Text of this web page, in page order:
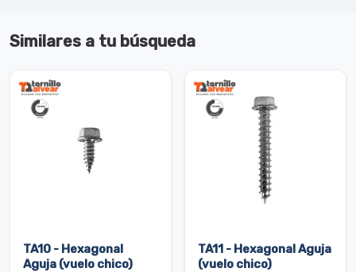
Similares a tu búsqueda
TA10 - Hexagonal
Aguja (vuelo chico)
TA11 - Hexagonal Aguja
(vuelo chico)